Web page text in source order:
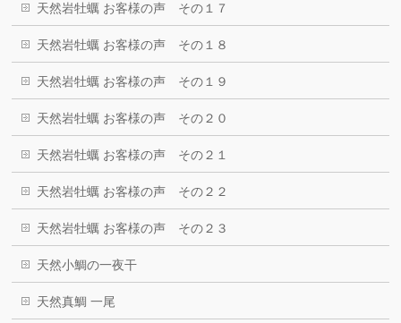
天然岩牡蠣 お客様の声 その１７
天然岩牡蠣 お客様の声 その１８
天然岩牡蠣 お客様の声 その１９
天然岩牡蠣 お客様の声 その２０
天然岩牡蠣 お客様の声 その２１
天然岩牡蠣 お客様の声 その２２
天然岩牡蠣 お客様の声 その２３
天然小鯛の一夜干
天然真鯛 一尾